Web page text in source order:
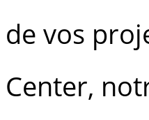
de vos
Center,